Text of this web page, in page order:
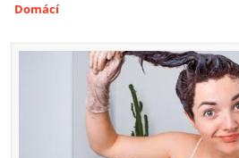
Domácí